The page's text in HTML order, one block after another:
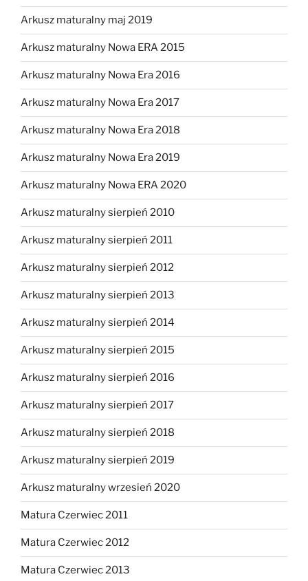
Arkusz maturalny maj 2019
Arkusz maturalny Nowa ERA 2015
Arkusz maturalny Nowa Era 2016
Arkusz maturalny Nowa Era 2017
Arkusz maturalny Nowa Era 2018
Arkusz maturalny Nowa Era 2019
Arkusz maturalny Nowa ERA 2020
Arkusz maturalny sierpień 2010
Arkusz maturalny sierpień 2011
Arkusz maturalny sierpień 2012
Arkusz maturalny sierpień 2013
Arkusz maturalny sierpień 2014
Arkusz maturalny sierpień 2015
Arkusz maturalny sierpień 2016
Arkusz maturalny sierpień 2017
Arkusz maturalny sierpień 2018
Arkusz maturalny sierpień 2019
Arkusz maturalny wrzesień 2020
Matura Czerwiec 2011
Matura Czerwiec 2012
Matura Czerwiec 2013